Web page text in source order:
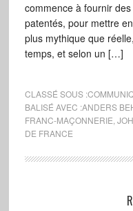
commence à fournir
patentés, pour mettre
plus mythique que
temps, et selon un […]
CLASSÉ SOUS :
BALISÉ AVEC :ANDERS
FRANC-MAÇONNERIE
DE FRANCE